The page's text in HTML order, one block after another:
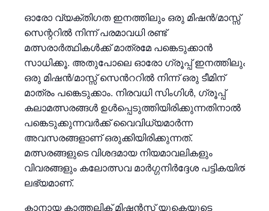
ഓരോ വ്യക്തിഗത ഇനത്തിലും ഒരു മിഷൻ/മാസ്സ്
സെന്ററിൽ നിന്ന് പരമാവധി രണ്ട്
മത്സരാർത്ഥികൾക്ക് മാത്രമേ പങ്കെടുക്കാൻ
സാധിക്കൂ. അതുപോലെ ഓരോ ഗ്രൂപ്പ് ഇനത്തിലും
ഒരു മിഷൻ/മാസ്സ് സെൻററിൽ നിന്ന് ഒരു ടീമിന്
മാത്രം പങ്കെടുക്കാം. നിരവധി സിംഗിൾ, ഗ്രൂപ്പ്
കലാമത്സരങ്ങൾ ഉൾപ്പെടുത്തിയിരിക്കുന്നതിനാൽ
പങ്കെടുക്കുന്നവർക്ക് വൈവിധ്യമാർന്ന
അവസരങ്ങളാണ് ഒരുക്കിയിരിക്കുന്നത്.
മത്സരങ്ങളുടെ വിശദമായ നിയമാവലികളും
വിവരങ്ങളും കലോത്സവ മാർഗ്ഗനിർദ്ദേശ പട്ടികയിൽ
ലഭ്യമാണ്.
ക്നാനായ കാത്തലിക് മിഷൻസ് യുകെയുടെ